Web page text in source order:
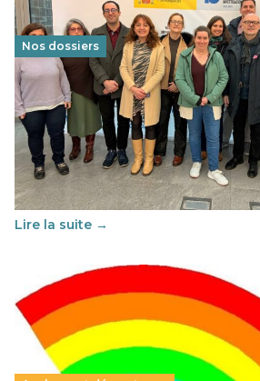
Nos dossiers
Éducation au vivre-ensemble :
franco-espagnol pour changer
29 juin 2026-National
Cette année, l'UNSA Éducation a
soutenu par l'union Européenne et
au vivre-ensemble : quelles
Lire la suite →